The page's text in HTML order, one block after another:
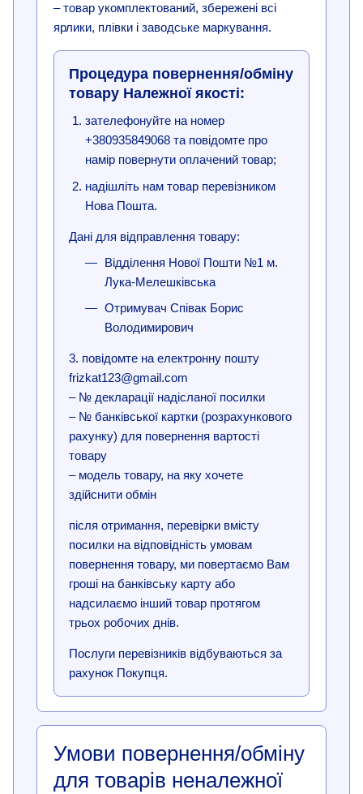
– товар укомплектований, збережені всі
ярлики, плівки і заводське маркування.
Процедура повернення/обміну
товару Належної якості:
зателефонуйте на номер
+380935849068 та повідомте про
намір повернути оплачений товар;
надішліть нам товар перевізником
Нова Пошта.
Дані для відправлення товару:
Відділення Нової Пошти №1 м.
Лука-Мелешківська
Отримувач Співак Борис
Володимирович
3. повідомте на електронну пошту
frizkat123@gmail.com
– № декларації надісланої посилки
– № банківської картки (розрахункового
рахунку) для повернення вартості
товару
– модель товару, на яку хочете
здійснити обмін
після отримання, перевірки вмісту
посилки на відповідність умовам
повернення товару, ми повертаємо Вам
гроші на банківську карту або
надсилаємо інший товар протягом
трьох робочих днів.
Послуги перевізників відбуваються за
рахунок Покупця.
Умови повернення/обміну
для товарів неналежної